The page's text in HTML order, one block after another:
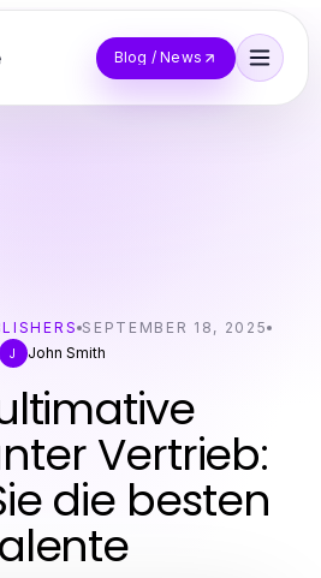
Blog / News
SEPTEMBER 18, 2025
J
John Smith
Vertrieb:
die besten